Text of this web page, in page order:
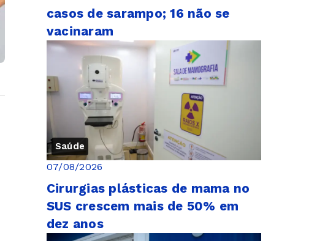
casos de sarampo; 16 não se
vacinaram
Saúde
07/08/2026
Cirurgias plásticas de mama no
SUS crescem mais de 50% em
dez anos